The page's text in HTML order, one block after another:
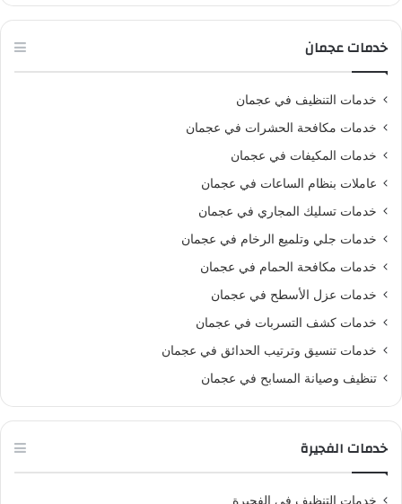
خدمات عجمان
خدمات التنظيف في عجمان
خدمات مكافحة الحشرات في عجمان
خدمات المكيفات في عجمان
عاملات بنظام الساعات في عجمان
خدمات تسليك المجاري في عجمان
خدمات جلي وتلميع الرخام في عجمان
خدمات مكافحة الحمام في عجمان
خدمات عزل الأسطح في عجمان
خدمات كشف التسربات في عجمان
خدمات تنسيق وترتيب الحدائق في عجمان
تنظيف وصيانة المسابح في عجمان
خدمات الفجيرة
خدمات التنظيف في الفجيرة